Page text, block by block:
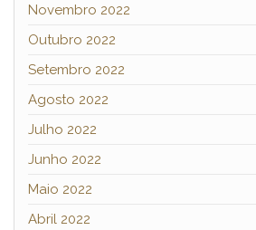
Novembro 2022
Outubro 2022
Setembro 2022
Agosto 2022
Julho 2022
Junho 2022
Maio 2022
Abril 2022